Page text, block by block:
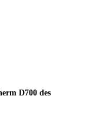
D700 des